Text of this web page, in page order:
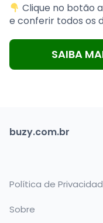
Clique no botão
e conferir todos os
SAIBA
buzy.com.br
Política de
Sobre